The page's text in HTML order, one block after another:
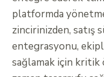
platformda
zincirinizden, satış
entegrasyonu,
sağlamak için kritik